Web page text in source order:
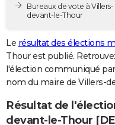
Destinations
City break
Voyage nature
Voyage de noces
Forum
PHOTO
GUIDES D'ACHAT
BONS PLANS
CARTE DE VOEUX
Carte de Noël
Carte Bonne année
Carte Saint-Valentin
Carte Pâques
Carte d'anniversaire
DICTIONNAIRE
Bureaux de vote à Villers-
devant-le-Thour
Le résultat des élections
Thour est publié.
l'élection communiqué
nom du maire de Villers-
Résultat de
devant-le-Thour